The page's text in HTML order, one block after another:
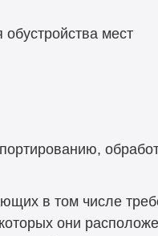
мест
в том числе
они